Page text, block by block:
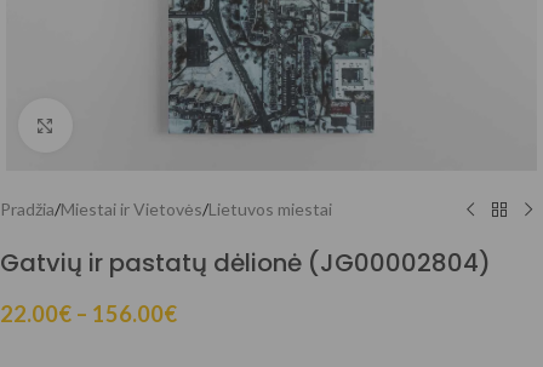
Spustelėkite, norėdami padidinti
Pradžia/Miestai ir Vietovės/Lietuvos miestai
Gatvių ir pastatų dėlionė (JG00002804)
22.00€ – 156.00€